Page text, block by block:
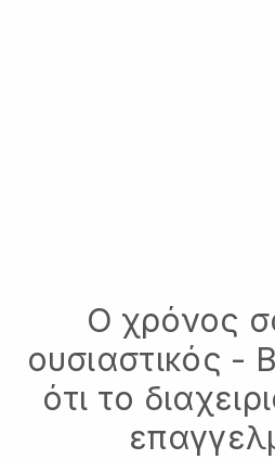
Ο χρόνος
ουσιαστικός -
ότι το